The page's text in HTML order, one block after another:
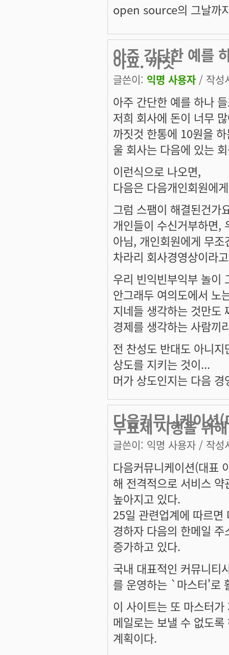
open source의 그날까
아주 간단한 예를
아요. 까짓
글쓴이: 익명 사용자 / 작성
아주 간단한 예를 하나
저희 회사에 돈이 너무
까짓것 한통에 10원을
울 회사는 다음에 있는
이런식으로 나오면,
다음은 다음개인회원에
그럼 스팸이 해결된건가
개인들이 수신거부하면,
아님, 개인회원에게 무
차라리 회사경영상이라
우리 빈익빈부익부 놀이
안그래두 여의도에서 노
지네들 생각하는 것만도
경제를 생각하는 사람끼
전 찬성도 반대도 아니지
상도를 지키는 것이...
머가 상도인지는 다음
다음커뮤니케이션
우표제 시행을 위해
글쓴이: 익명 사용자 / 작성
다음커뮤니케이션(대표
해 전격적으로 서비스
높아지고 있다.
25일 관련업계에 따르면
경하자 다음의 한메일
증가하고 있다.
국내 대표적인 커뮤니티
를 운영하는 `마스터'로
이 사이트는 또 마스터
메일로는 보낼 수 없도
계획이다.